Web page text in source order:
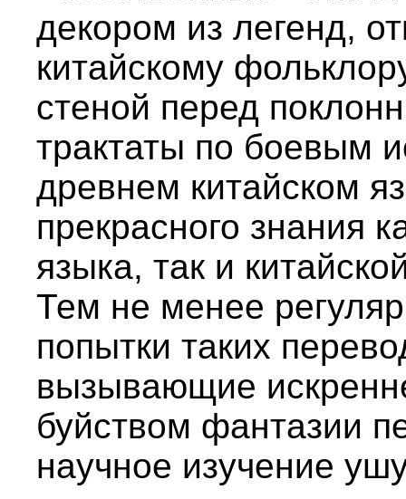
декором из легенд,
китайскому
стеной перед
трактаты по боевым
древнем китайском
прекрасного знания
языка, так и
Тем не менее
попытки таких
вызывающие
буйством фантазии
научное изучение